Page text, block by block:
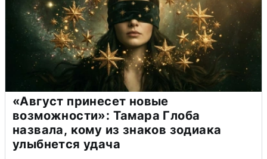
«Август принесет новые
возможности»: Тамара Глоба
назвала, кому из знаков зодиака
улыбнется удача